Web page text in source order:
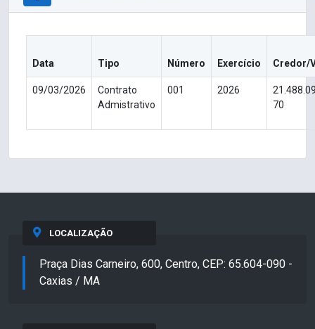
Data Tipo Número Exercício Credor/
09/03/2026
Contrato
Admistrativo
001 2026
70
LOCALIZAÇÃO
Praça Dias Carneiro, 600, Centro, CEP: 65.604-090 -
Caxias / MA